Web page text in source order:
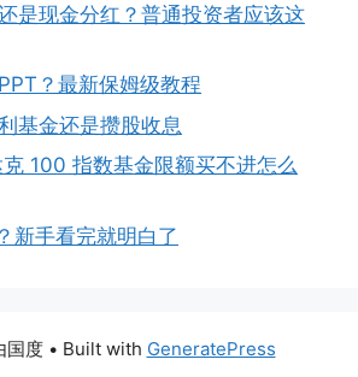
是现金分红？普通投资者应该这
？最新保姆级教程
基金还是攒股收息
100 指数基金限额买不进怎么
新手看完就明白了
国度• Built with GeneratePress